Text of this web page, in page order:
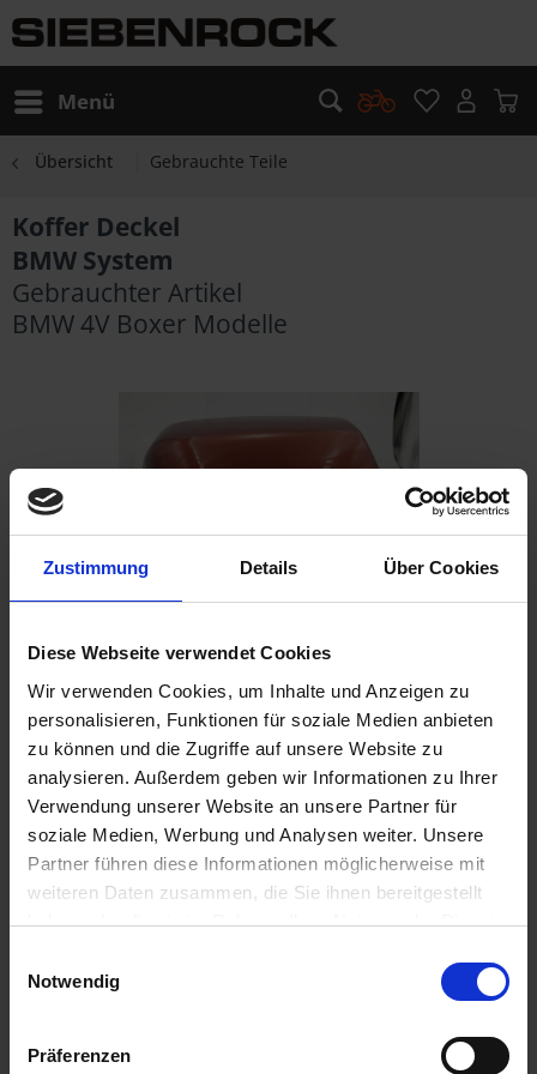
Zustimmung Details Über Cookies
Diese Webseite verwendet Cookies
Wir verwenden Cookies, um Inhalte und Anzeigen zu
personalisieren, Funktionen für soziale Medien anbieten
zu können und die Zugriffe auf unsere Website zu
analysieren. Außerdem geben wir Informationen zu Ihrer
Verwendung unserer Website an unsere Partner für
soziale Medien, Werbung und Analysen weiter. Unsere
Partner führen diese Informationen möglicherweise mit
weiteren Daten zusammen, die Sie ihnen bereitgestellt
haben oder die sie im Rahmen Ihrer Nutzung der Dienste
Cookies, wenn Sie unsere Webseite weiterhin nutzen.
Notwendig
Präferenzen
Menü
Übersicht Gebrauchte Teile
Koffer Deckel
BMW System
Gebrauchter Artikel
BMW 4V Boxer Modelle
49,00 €
zzgl. Versandkosten
Sofort versandfertig, Lieferzeit ca. 2-4 Werktage innerhalb
Deutschlands
In denWarenkorb
Merken Bewerten
Links. Siena-rot. Genarbt. Technisch in Ordnung. Lack weist
Kratzer auf. Ersatzteil für die BMW...